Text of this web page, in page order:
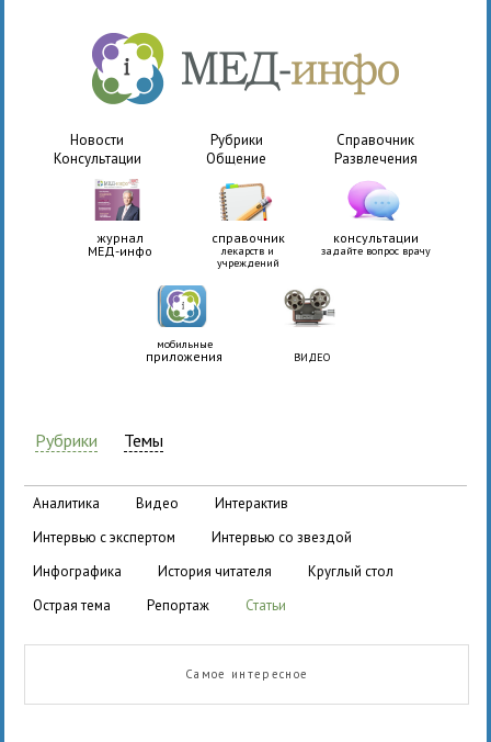
Новости Рубрики
Справочник
Консультации
Общение Развлечения
журнал
МЕД-инфо
справочник
лекарств и
учреждений
консультации
задайте вопрос врачу
мобильные
приложения ВИДЕО
Рубрики Темы
аналитика видео
интерактив
интервью с экспертом
интервью со звездой
инфографика
история читателя
круглый стол
острая тема
репортаж статьи
Самое интересное